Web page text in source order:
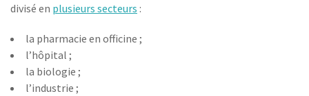
divisé en plusieurs secteurs :
la pharmacie en officine ;
l’hôpital ;
la biologie ;
l’industrie ;